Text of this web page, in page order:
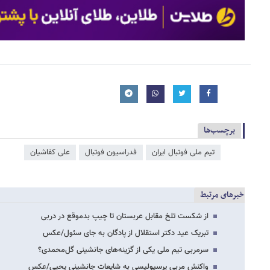
برچسب‌ها
تیم ملی فوتبال ایران فدراسیون فوتبال علی کفاشیان
خبرهای مرتبط
از شکست تلخ مقابل عربستان تا چیپ بدموقع در دربی
تبریک عید دکتر استقلال از پادگان به جای سئول/عکس
سرمربی تیم ملی یکی از گزینه‌های جانشینی گل‌محمدی؟
واکنش مربی پرسپولیسی به شایعات جانشینی یحیی/عکس